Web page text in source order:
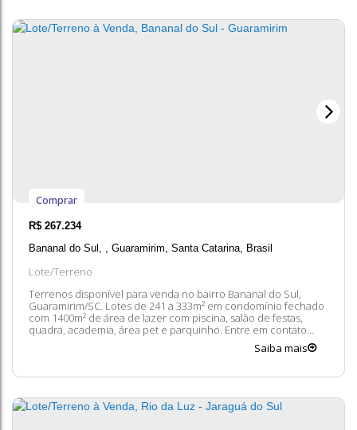
Lote/Terreno
R$ 267.234
Bananal do Sul
Guaramirim Santa Catarina Brasil
Terrenos disponível para venda no bairro Bananal do Sul,
Guaramirim/SC. Lotes de 241 a 333m² em condomínio fechado
com 1400m² de área de lazer com piscina, salão de festas,
quadra, academia, área pet e parquinho. Entre em contato
conosco para mais informações, ficaremos felizes em lhe
Comprar
Saiba mais